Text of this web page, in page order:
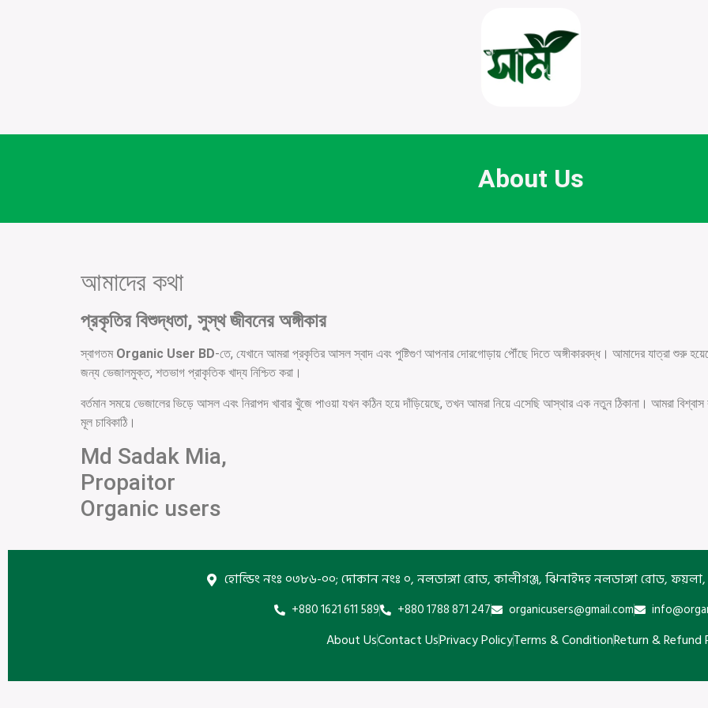
About Us
আমাদের কথা
প্রকৃতির বিশুদ্ধতা, সুস্থ জীবনের অঙ্গীকার
স্বাগতম Organic User BD-তে, যেখানে আমরা প্রকৃতির আসল স্বাদ এবং পুষ্টিগুণ আপনার দোরগোড়ায় পৌঁছে দিতে অঙ্গীকারবদ্ধ। আমাদের যাত্রা শুরু
জন্য ভেজালমুক্ত, শতভাগ প্রাকৃতিক খাদ্য নিশ্চিত করা।
বর্তমান সময়ে ভেজালের ভিড়ে আসল এবং নিরাপদ খাবার খুঁজে পাওয়া যখন কঠিন হয়ে দাঁড়িয়েছে, তখন আমরা নিয়ে এসেছি আস্থার এক নতুন ঠিকানা। আমরা বিশ্বাস
মূল চাবিকাঠি।
Md Sadak Mia,
Propaitor
Organic users
হোল্ডিং নংঃ ০৩৮৬-০০; দোকান নংঃ ০, নলডাঙ্গা রোড, কালীগঞ্জ, ঝিনাইদহ নলডাঙ্গা রোড, ফয়লা,
+880 1621 611 589 +880 1788 871 247 organicusers@gmail.com
About UsContact UsPrivacy PolicyTerms & ConditionReturn & Refund